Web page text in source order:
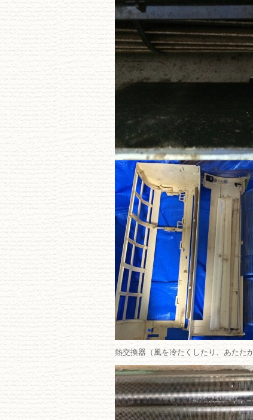
熱交換器（風を冷たくしたり、あたた